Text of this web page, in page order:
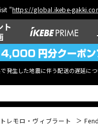
"https://global.ikebe-
ト
で発生した地震に伴う配送の遅延に
トレモロ・ヴィブラート